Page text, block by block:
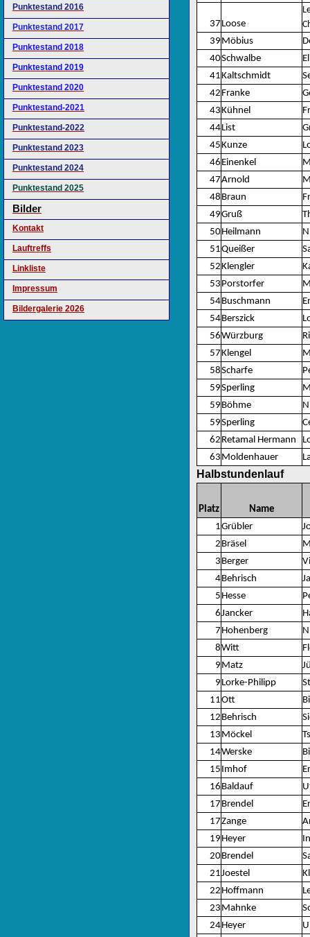
Punktestand 2016
Punktestand 2017
Punktestand 2018
Punktestand 2019
Punktestand 2020
Punktestand-2021
Punktestand-2022
Punktestand 2023
Punktestand 2024
Punktestand 2025
Bilder
Kontakt
Lauftreffs
Linkliste
Impressum
Bildergalerie 2026
37 Loose
39 Möbius
40Schwalbe
41Kaltschmidt
42 Franke
43Kühnel
44List
45Kunze
46 Einenkel
47Arnold
48 Braun
49Gruß
50Heilmann
51Queißer
52Klengler
53 Porstorfer
54Buschmann
54Berszick
56Würzburg
57Klengel
58Scharfe
59Sperling
59 Böhme
59Sperling
62 Retamal Hermann
63 Moldenhauer
Halbstundenlauf
Platz
Name
1Grübler
2 Bräsel
3 Berger
4Behrisch
5 Hesse
6Jancker
7 Hohenberg
8Witt
9 Matz
9 Lorke-Philipp
11Ott
12 Behrisch
13 Möckel
14Werske
15 Imhof
16 Baldauf
17 Brendel
17Zange
19 Heyer
20Brendel
21Joestel
22 Hoffmann
23 Mahnke
24Heyer